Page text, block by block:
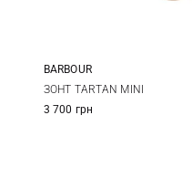
One size
BARBOUR
ЗОНТ TARTAN MINI
3 700 грн